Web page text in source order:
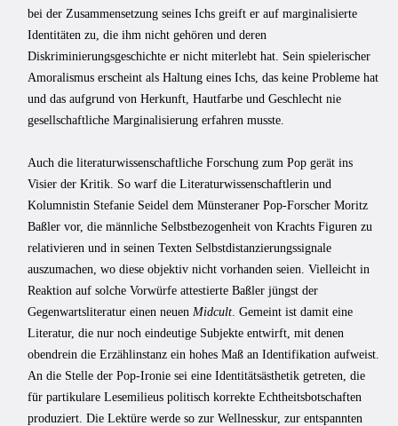
bei der Zusammensetzung seines Ichs greift er auf marginalisierte
Identitäten zu, die ihm nicht gehören und deren
Diskriminierungsgeschichte er nicht miterlebt hat. Sein spielerischer
Amoralismus erscheint als Haltung eines Ichs, das keine Probleme hat
und das aufgrund von Herkunft, Hautfarbe und Geschlecht nie
gesellschaftliche Marginalisierung erfahren musste.
Auch die literaturwissenschaftliche Forschung zum Pop gerät ins
Visier der Kritik. So warf die Literaturwissenschaftlerin und
Kolumnistin Stefanie Seidel dem Münsteraner Pop-Forscher Moritz
Baßler vor, die männliche Selbstbezogenheit von Krachts Figuren zu
relativieren und in seinen Texten Selbstdistanzierungssignale
auszumachen, wo diese objektiv nicht vorhanden seien. Vielleicht in
Reaktion auf solche Vorwürfe attestierte Baßler jüngst der
Gegenwartsliteratur einen neuen Midcult . Gemeint ist damit eine
Literatur, die nur noch eindeutige Subjekte entwirft, mit denen
obendrein die Erzählinstanz ein hohes Maß an Identifikation aufweist.
An die Stelle der Pop-Ironie sei eine Identitätsästhetik getreten, die
für partikulare Lesemilieus politisch korrekte Echtheitsbotschaften
produziert. Die Lektüre werde so zur Wellnesskur, zur entspannten